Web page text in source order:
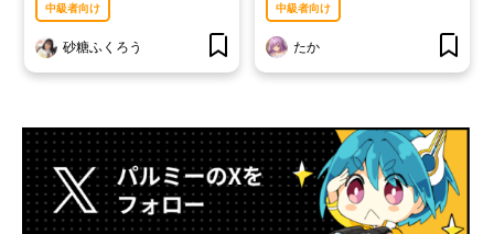
中級者向け
砂糖ふくろう
中級者向け
たか